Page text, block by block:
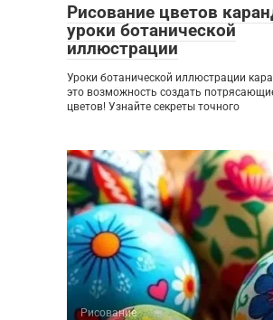
Рисование цветов
уроки ботанической
иллюстрации
Уроки ботанической иллюстрации
это возможность создать
цветов! Узнайте секреты точного
Рисование